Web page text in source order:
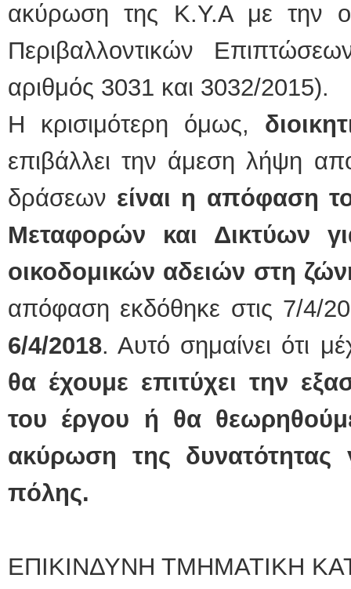
ακύρωση της Κ.Υ.Α με την
Περιβαλλοντικών
αριθμός 3031 και 3032/2015).
Η κρισιμότερη όμως,
επιβάλλει την άμεση λήψη
δράσεων είναι η απόφαση
Μεταφορών και Δικτύων
οικοδομικών αδειών στη
απόφαση εκδόθηκε στις 7/4/
6/4/2018. Αυτό σημαίνει ότι
θα έχουμε επιτύχει την
του έργου ή θα
ακύρωση της δυνατότητας
πόλης.
ΕΠΙΚΙΝΔΥΝΗ ΤΜΗΜΑΤΙΚΗ